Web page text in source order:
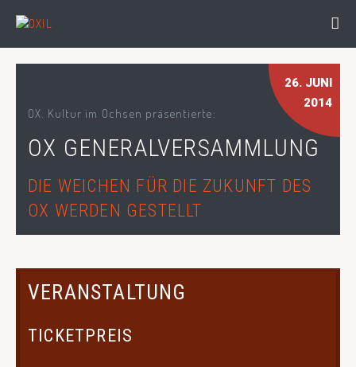
26. JUNI
2014
OX. Kultur im Ochsen präsentierte:
OX GENERALVERSAMMLUNG
DIE WEICHEN FÜR DIE ZUKUNFT DES
OX WERDEN GESTELLT
VERANSTALTUNG
TICKETPREIS